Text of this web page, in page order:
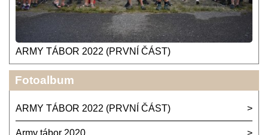
ARMY TÁBOR 2022 (PRVNÍ ČÁST)
Fotoalbum
ARMY TÁBOR 2022 (PRVNÍ ČÁST)
Army tábor 2020